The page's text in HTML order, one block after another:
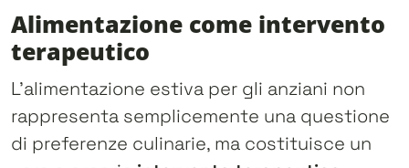
Alimentazione come intervento
terapeutico
L’alimentazione estiva per gli anziani non
rappresenta semplicemente una questione
di preferenze culinarie, ma costituisce un